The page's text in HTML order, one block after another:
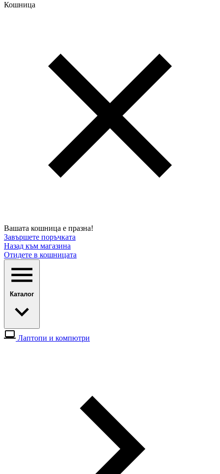
Кошница
Вашата кошница е празна!
Завършете поръчката
Назад към магазина
Отидете в кошницата
Каталог
Лаптопи и компютри